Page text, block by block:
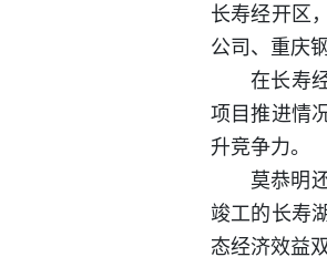
长寿经开区
公司、重庆
在长寿
项目推进情
升竞争力。
莫恭明
竣工的长寿
态经济效益